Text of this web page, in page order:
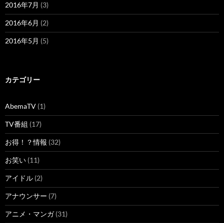
2016年7月 (3)
2016年6月 (2)
2016年5月 (5)
カテゴリー
AbemaTV (1)
TV番組 (17)
お得！？情報 (32)
お笑い (11)
アイドル (2)
アナウンサー (7)
アニメ・マンガ(31)